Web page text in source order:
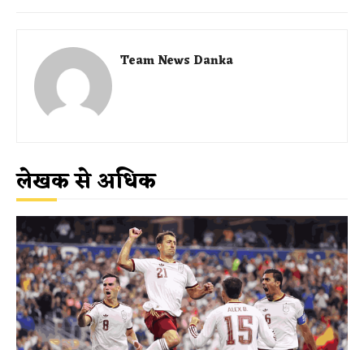
Team News Danka
लेखक से अधिक